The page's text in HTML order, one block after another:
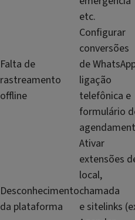
etc.
Falta de
rastreamento
offline
Configurar
conversões
de
ligação
telefônica e
formulário
Desconhecimento
da plataforma
Ativar
extensões
local,
chamada
e sitelinks